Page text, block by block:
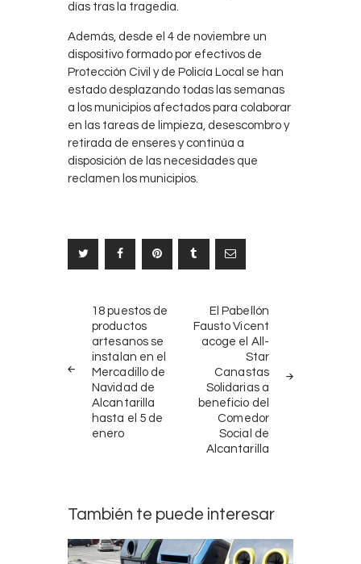
días tras la tragedia.
Además, desde el 4 de noviembre un
dispositivo formado por efectivos de
Protección Civil y de Policía Local se han
estado desplazando todas las semanas
a los municipios afectados para colaborar
en las tareas de limpieza, desescombro y
retirada de enseres y continúa a
disposición de las necesidades que
reclamen los municipios.
Navegación
de
entradas
ANTERIORES
18 puestos de
productos
artesanos se
instalan en el
Mercadillo de
Navidad de
Alcantarilla
hasta el 5 de
enero
El Pabellón
Fausto Vicent
acoge el All-
Star
Canastas
Solidarias a
beneficio del
Comedor
Social de
Alcantarilla
También te puede interesar